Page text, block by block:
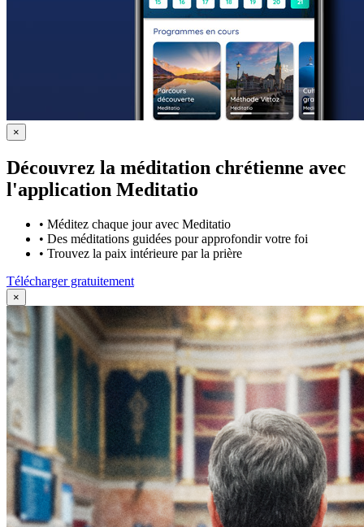
×
Découvrez la méditation chrétienne avec
l'application Meditatio
• Méditez chaque jour avec Meditatio
• Des méditations guidées pour approfondir votre foi
• Trouvez la paix intérieure par la prière
Télécharger gratuitement
×